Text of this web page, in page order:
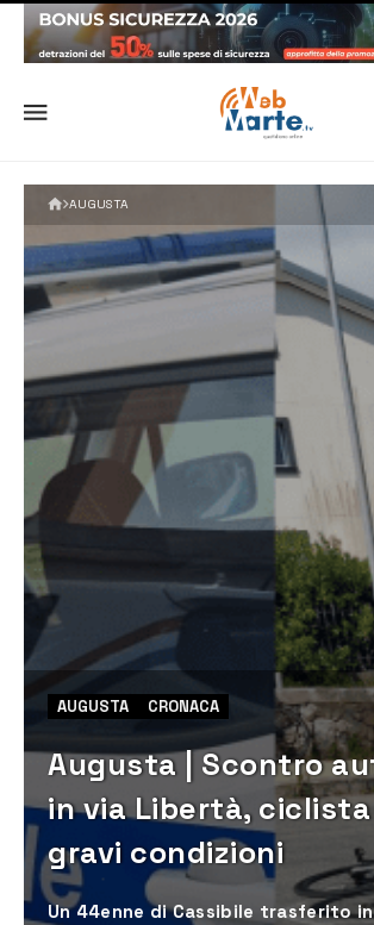
AUGUSTA
AUGUSTA CRONACA
Augusta | Scontro
in via Libertà,
gravi condizioni
Un 44enne di Cassibile trasferito in